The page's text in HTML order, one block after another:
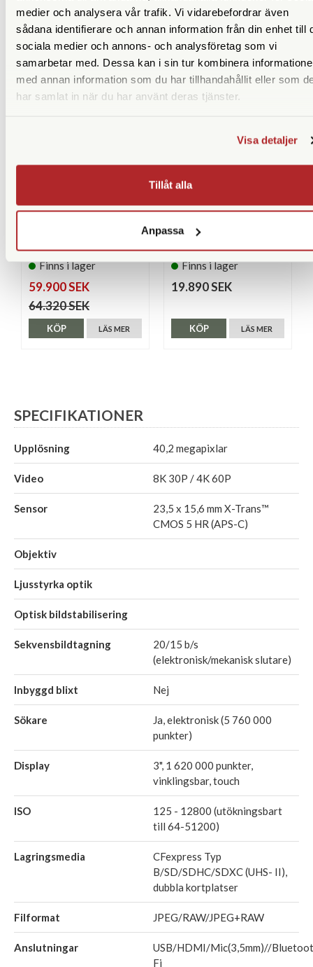
medier och analysera vår trafik. Vi vidarebefordrar även
sådana identifierare och annan information från din enhet till
sociala medier och annons- och analysföretag som vi
samarbetar med. Dessa kan i sin tur kombinera
med annan information som du har tillhandahållit eller som
har samlat in när du har använt deras tjänster.
Visa detaljer
Tillåt alla
Anpassa
LIKNANDE PRODUKTER
Fujifilm
Finns i lager
59.900 SEK
64.320 SEK
LÄS MER
KÖP
Fujifilm
Fujifilm X-T5 Svart
Finns i lager
19.890 SEK
LÄS MER
KÖP
SPECIFIKATIONER
Upplösning 40,2 megapixlar
Video 8K 30P / 4K 60P
Sensor
23,5 x 15,6 mm X-Trans™
CMOS 5 HR (APS-C)
Objektiv
Ljusstyrka optik
Optisk bildstabilisering
Sekvensbildtagning
20/15 b/s
(elektronisk/mekanisk slutare)
Inbyggd blixt Nej
Sökare
Ja, elektronisk (5 760 000
punkter)
Display
3", 1 620 000 punkter,
vinklingsbar, touch
ISO
125 - 12800 (utökningsbart
till 64-51200)
Lagringsmedia
CFexpress Typ
B/SD/SDHC/SDXC (UHS- II),
dubbla kortplatser
Filformat JPEG/RAW/JPEG+RAW
Anslutningar
USB/HDMI/Mic(3,5mm)//
Fi